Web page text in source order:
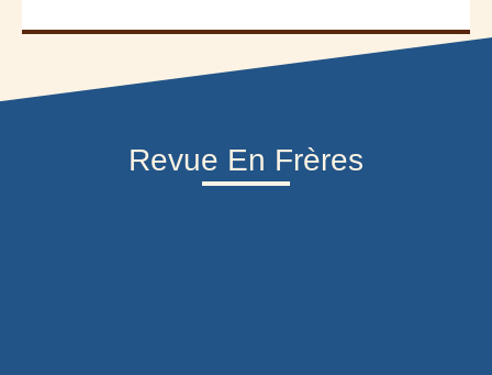
Revue En Frères